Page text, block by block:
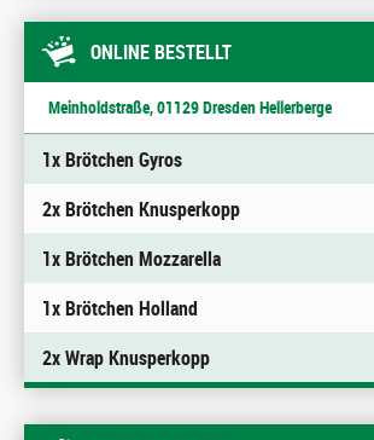
ONLINE BESTELLT
Meinholdstraße, 01129 Dresden Hellerberge
1x Brötchen Gyros
2x Brötchen Knusperkopp
1x Brötchen Mozzarella
1x Brötchen Holland
2x Wrap Knusperkopp